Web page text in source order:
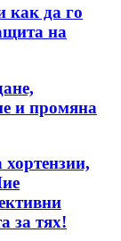
как да го
на
и промяна
за тях!